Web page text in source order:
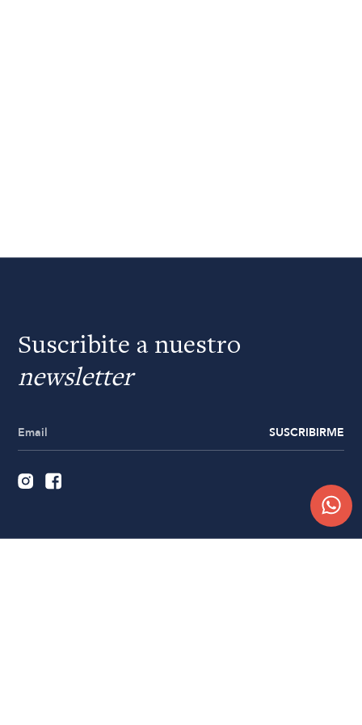
Suscribite a nuestro
newsletter
SUSCRIBIRME